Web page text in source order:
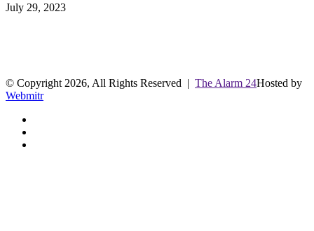
July 29, 2023
© Copyright 2026, All Rights Reserved | The Alarm 24Hosted by
Webmitr